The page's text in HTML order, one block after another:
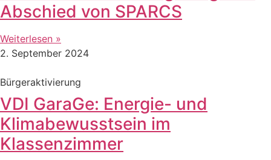
Abschied von SPARCS
Weiterlesen »
2. September 2024
Bürgeraktivierung
VDI GaraGe: Energie- und
Klimabewusstsein im
Klassenzimmer